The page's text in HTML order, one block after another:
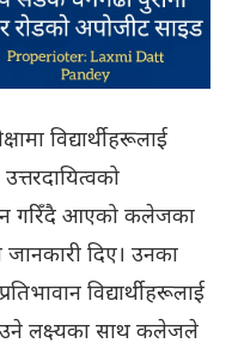
विद्यार्थीहरूलाई
गरिँदै आएको कलेजका
दिए। उनका
विद्यार्थीहरूलाई
लक्ष्यका साथ कलेजले